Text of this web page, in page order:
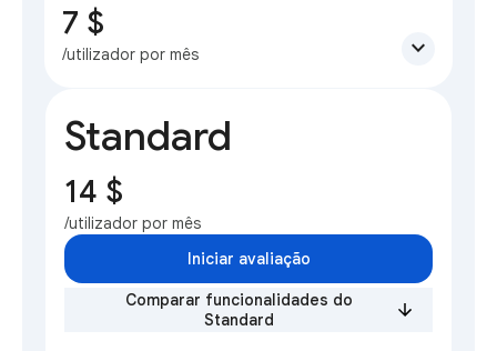
7 $
/utilizador por mês expand_more
Standard
14 $
/utilizador por mês
Iniciar avaliação
Comparar funcionalidades do
Standard